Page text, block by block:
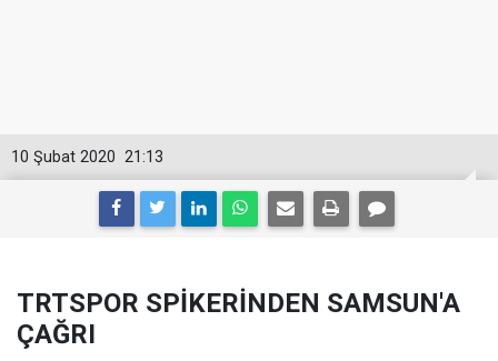
21:13
10 Şubat 2020
TRTSPOR SPİKERİNDEN SAMSUN'A
ÇAĞRI